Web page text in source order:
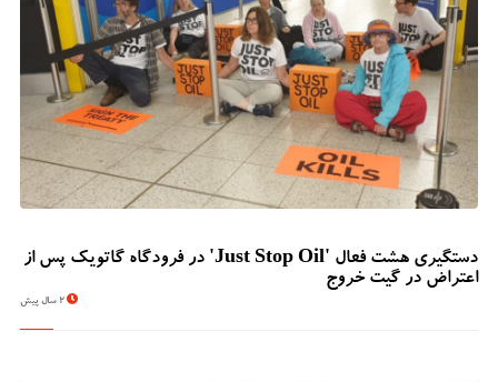
دستگیری هشت فعال 'Just Stop Oil' در فرودگاه گاتویک پس از
اعتراض در گیت خروج
2 سال پیش